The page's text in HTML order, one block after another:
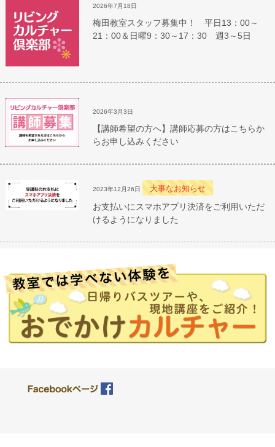
2026年7月18日
梅田教室スタッフ募集中！ 平日13：00～
21：00＆日曜9：30～17：30 週3～5日
2026年3月3日
【講師希望の方へ】講師応募の方はこちらか
らお申し込みください
2023年12月26日 大事なお知らせ
お支払いにスマホアプリ決済をご利用いただ
けるようになりました